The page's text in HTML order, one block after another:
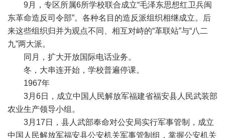
9月，专区所属6所学校联合成立“毛泽东思想红卫兵闽
东革命造反司令部”。各种名目的造反派组织相继成立。后
来这些组织归并为观点不同、相互对峙的“革联站”与“八二
九”两大派。
同月，扩大开放国际电话业务。
冬，大串连开始，学校普遍停课。
1967年
3月6日，成立中国人民解放军福建省福安县人民武装部
农业生产领导小组。
3月17日，县人武部奉命对公安局实行军事管制，成立
中国人民解放军福安县公安机关军事管制组，掌握公安机关